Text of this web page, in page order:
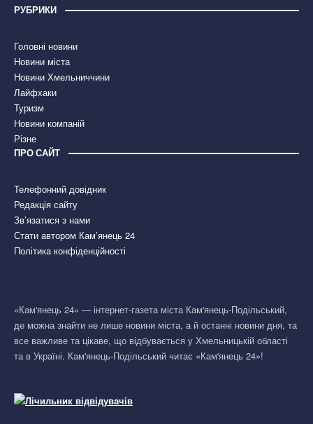
РУБРИКИ
Головні новини
Новини міста
Новини Хмельниччини
Лайфхаки
Туризм
Новини компаній
Різне
ПРО САЙТ
Телефонний довідник
Редакція сайту
Зв’язатися з нами
Стати автором Кам’янець 24
Політика конфіденційності
«Кам'янець 24» — інтернет-газета міста Кам'янець-Подільський,
де можна знайти не лише новини міста, а й останні новини дня, та
все важливе та цікаве, що відбувається у Хмельницькій області
та в Україні. Кам'янець-Подільський читає «Кам'янець 24»!